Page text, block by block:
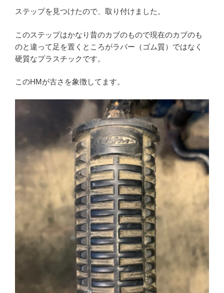
ステップを見つけたので、取り付けました。
このステップはかなり昔のカブのもので現在のカブのも
のと違って足を置くところがラバー（ゴム質）ではなく
硬質なプラスチックです。
このHMが古さを象徴してます。